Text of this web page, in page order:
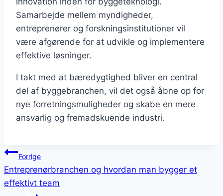
Samarbejde mellem myndigheder,
entreprenører og forskningsinstitutioner vil
være afgørende for at udvikle og implementere
effektive løsninger.
I takt med at bæredygtighed bliver en central
del af byggebranchen, vil det også åbne op for
nye forretningsmuligheder og skabe en mere
ansvarlig og fremadskuende industri.
Indlægsnavigation
Forrige
Entreprenørbranchen og hvordan man bygger et
effektivt team